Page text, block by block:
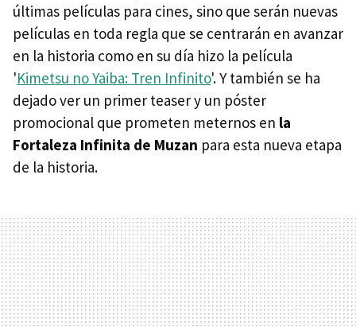
últimas películas para cines, sino que serán nuevas
películas en toda regla que se centrarán en avanzar
en la historia como en su día hizo la película
'Kimetsu no Yaiba: Tren Infinito'. Y también se ha
dejado ver un primer teaser y un póster
promocional que prometen meternos en la
Fortaleza Infinita de Muzan para esta nueva etapa
de la historia.